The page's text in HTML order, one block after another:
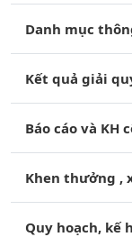
Danh mục
Kết quả giải
Báo cáo và KH
Khen thưởng ,
Quy hoạch, kế